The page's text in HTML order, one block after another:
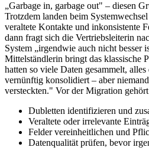
„Garbage in, garbage out" – diesen
Trotzdem landen beim
veraltete Kontakte und inkonsistente
dann fragt sich die Vertriebsleiterin
System „irgendwie auch nicht besser
Mittelständlerin bringt das klassische
hatten so viele Daten gesammelt,
vernünftig konsolidiert – aber
versteckten." Vor der Migration
Dubletten identifizieren und
Veraltete oder irrelevante
Felder vereinheitlichen und
Datenqualität prüfen, bevor